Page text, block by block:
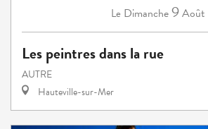
Le Dimanche9Août
Les peintres dans la rue
AUTRE
Hauteville-sur-Mer